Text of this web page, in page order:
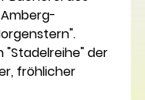
"Stadelreihe" der
fröhlicher